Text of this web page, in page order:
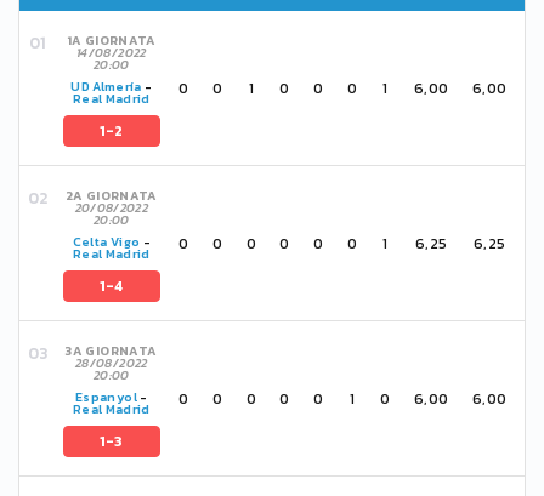
1A GIORNATA
14/08/2022
20:00
UD Almería -
Real Madrid
1-2
0 0 1 0 0 0 1 6,00 6,00
2A GIORNATA
20/08/2022
20:00
Celta Vigo -
Real Madrid
1-4
0 0 0 0 0 0 1 6,25 6,25
3A GIORNATA
28/08/2022
20:00
Espanyol-
Real Madrid
1-3
0 0 0 0 0 1 0 6,00 6,00